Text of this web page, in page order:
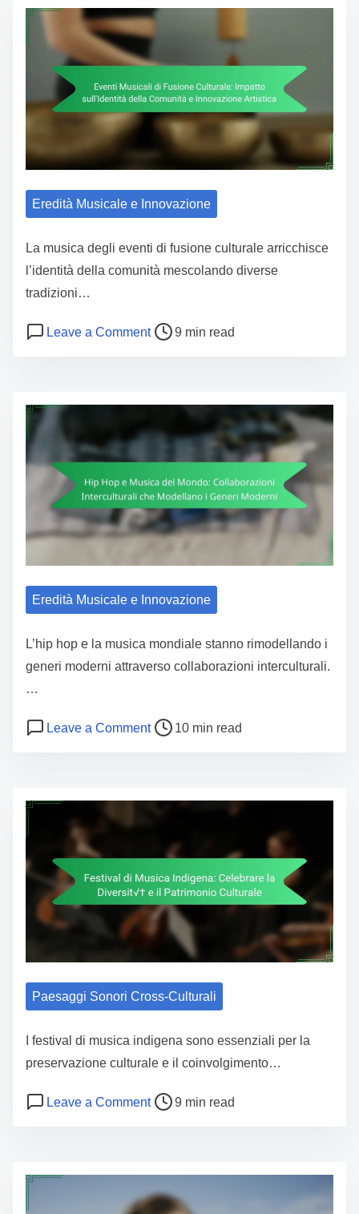
Eredità Musicale e Innovazione
La musica degli eventi di fusione culturale arricchisce
l’identità della comunità mescolando diverse
tradizioni…
Leave a Commenton Eventi Musicali di Fusione
Post read time 9 min read
Eredità Musicale e Innovazione
L’hip hop e la musica mondiale stanno rimodellando i
generi moderni attraverso collaborazioni interculturali.
…
Leave a Commenton Hip Hop e Musica del Mondo:
Post read time 10 min read
Paesaggi Sonori Cross-Culturali
I festival di musica indigena sono essenziali per la
preservazione culturale e il coinvolgimento…
Leave a Commenton Festival di Musica Indigena:
Post read time 9 min read